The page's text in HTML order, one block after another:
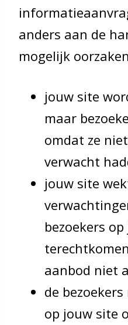
anders aan de
mogelijk
jouw site
maar
omdat ze
verwacht
jouw site
bezoekers
aanbod niet
de
op jouw site